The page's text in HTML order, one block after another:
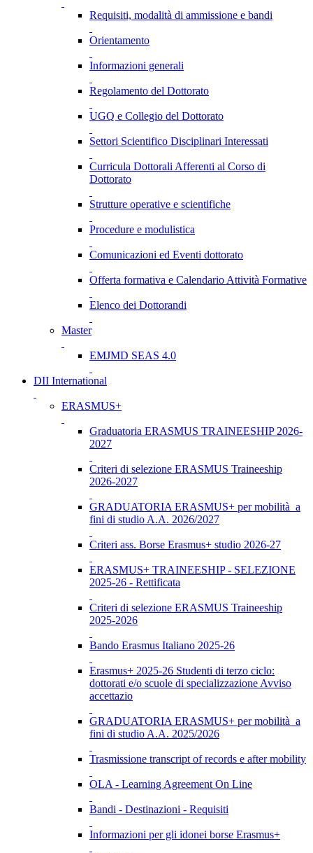
Requisiti, modalità di ammissione e bandi
Orientamento
Informazioni generali
Regolamento del Dottorato
UGQ e Collegio del Dottorato
Settori Scientifico Disciplinari Interessati
Curricula Dottorali Afferenti al Corso di
Dottorato
Strutture operative e scientifiche
Procedure e modulistica
Comunicazioni ed Eventi dottorato
Offerta formativa e Calendario Attività Formative
Elenco dei Dottorandi
Master
EMJMD SEAS 4.0
DII International
ERASMUS+
Graduatoria ERASMUS TRAINEESHIP 2026-
2027
Criteri di selezione ERASMUS Traineeship
2026-2027
GRADUATORIA ERASMUS+ per mobilità a
fini di studio A.A. 2026/2027
Criteri ass. Borse Erasmus+ studio 2026-27
ERASMUS+ TRAINEESHIP - SELEZIONE
2025-26 - Rettificata
Criteri di selezione ERASMUS Traineeship
2025-2026
Bando Erasmus Italiano 2025-26
Erasmus+ 2025-26 Studenti di terzo ciclo:
dottorati e/o scuole di specializzazione Avviso
accettazio
GRADUATORIA ERASMUS+ per mobilità a
fini di studio A.A. 2025/2026
Trasmissione transcript of records e after mobility
OLA - Learning Agreement On Line
Bandi - Destinazioni - Requisiti
Informazioni per gli idonei borse Erasmus+